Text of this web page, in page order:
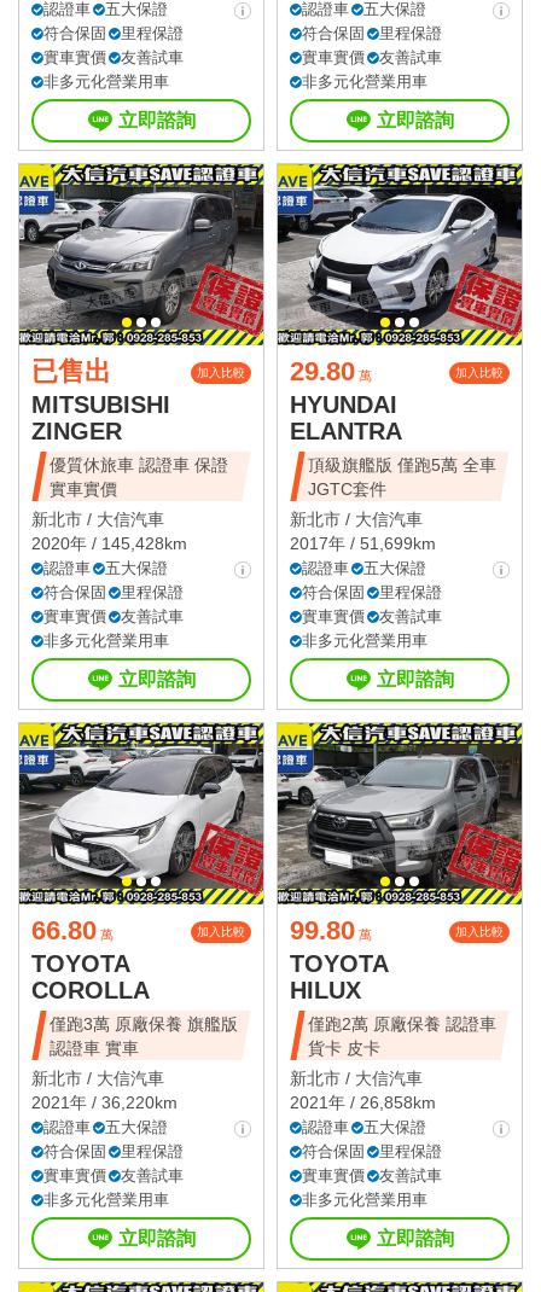
認證車
五大保證
符合保固
里程保證
實車實價
友善試車
非多元化營業用車
立即諮詢
認證車
五大保證
符合保固
里程保證
實車實價
友善試車
非多元化營業用車
立即諮詢
已售出 加入比較
MITSUBISHI
ZINGER
優質休旅車 認證車 保證
實車實價
新北市 / 大信汽車
2020年 / 145,428km
認證車
五大保證
符合保固
里程保證
實車實價
友善試車
非多元化營業用車
立即諮詢
29.80 萬 加入比較
HYUNDAI
ELANTRA
頂級旗艦版 僅跑5萬 全車
JGTC套件
新北市 / 大信汽車
2017年 / 51,699km
認證車
五大保證
符合保固
里程保證
實車實價
友善試車
非多元化營業用車
立即諮詢
66.80 萬 加入比較
TOYOTA
COROLLA
僅跑3萬 原廠保養 旗艦版
認證車 實車
新北市 / 大信汽車
2021年 / 36,220km
認證車
五大保證
符合保固
里程保證
實車實價
友善試車
非多元化營業用車
立即諮詢
99.80 萬 加入比較
TOYOTA
HILUX
僅跑2萬 原廠保養 認證車
貨卡 皮卡
新北市 / 大信汽車
2021年 / 26,858km
認證車
五大保證
符合保固
里程保證
實車實價
友善試車
非多元化營業用車
立即諮詢